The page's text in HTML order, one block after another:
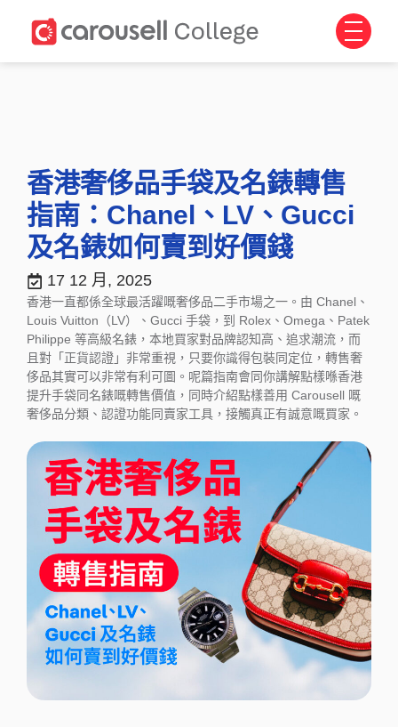
香港奢侈品手袋及名錶轉售
指南：Chanel、LV、Gucci
及名錶如何賣到好價錢
17 12 月, 2025
香港一直都係全球最活躍嘅奢侈品二手市場之一。由 Chanel、
Louis Vuitton（LV）、Gucci 手袋，到 Rolex、Omega、Patek
Philippe 等高級名錶，本地買家對品牌認知高、追求潮流，而
且對「正貨認證」非常重視，只要你識得包裝同定位，轉售奢
侈品其實可以非常有利可圖。呢篇指南會同你講解點樣喺香港
提升手袋同名錶嘅轉售價值，同時介紹點樣善用 Carousell 嘅
奢侈品分類、認證功能同賣家工具，接觸真正有誠意嘅買家。